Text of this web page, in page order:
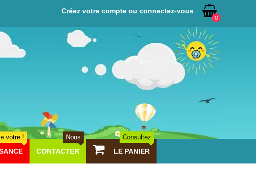
0
Créez votre compte ou connectez-vous
votre !
CONTACTER
Nous
LE PANIER
Consultez